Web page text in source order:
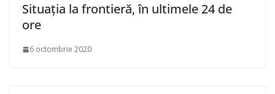
Situaţia la frontieră, în ultimele 24 de
ore
6 octombrie 2020